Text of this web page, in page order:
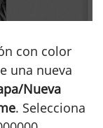
con color
una nueva
Nueva
. Selecciona